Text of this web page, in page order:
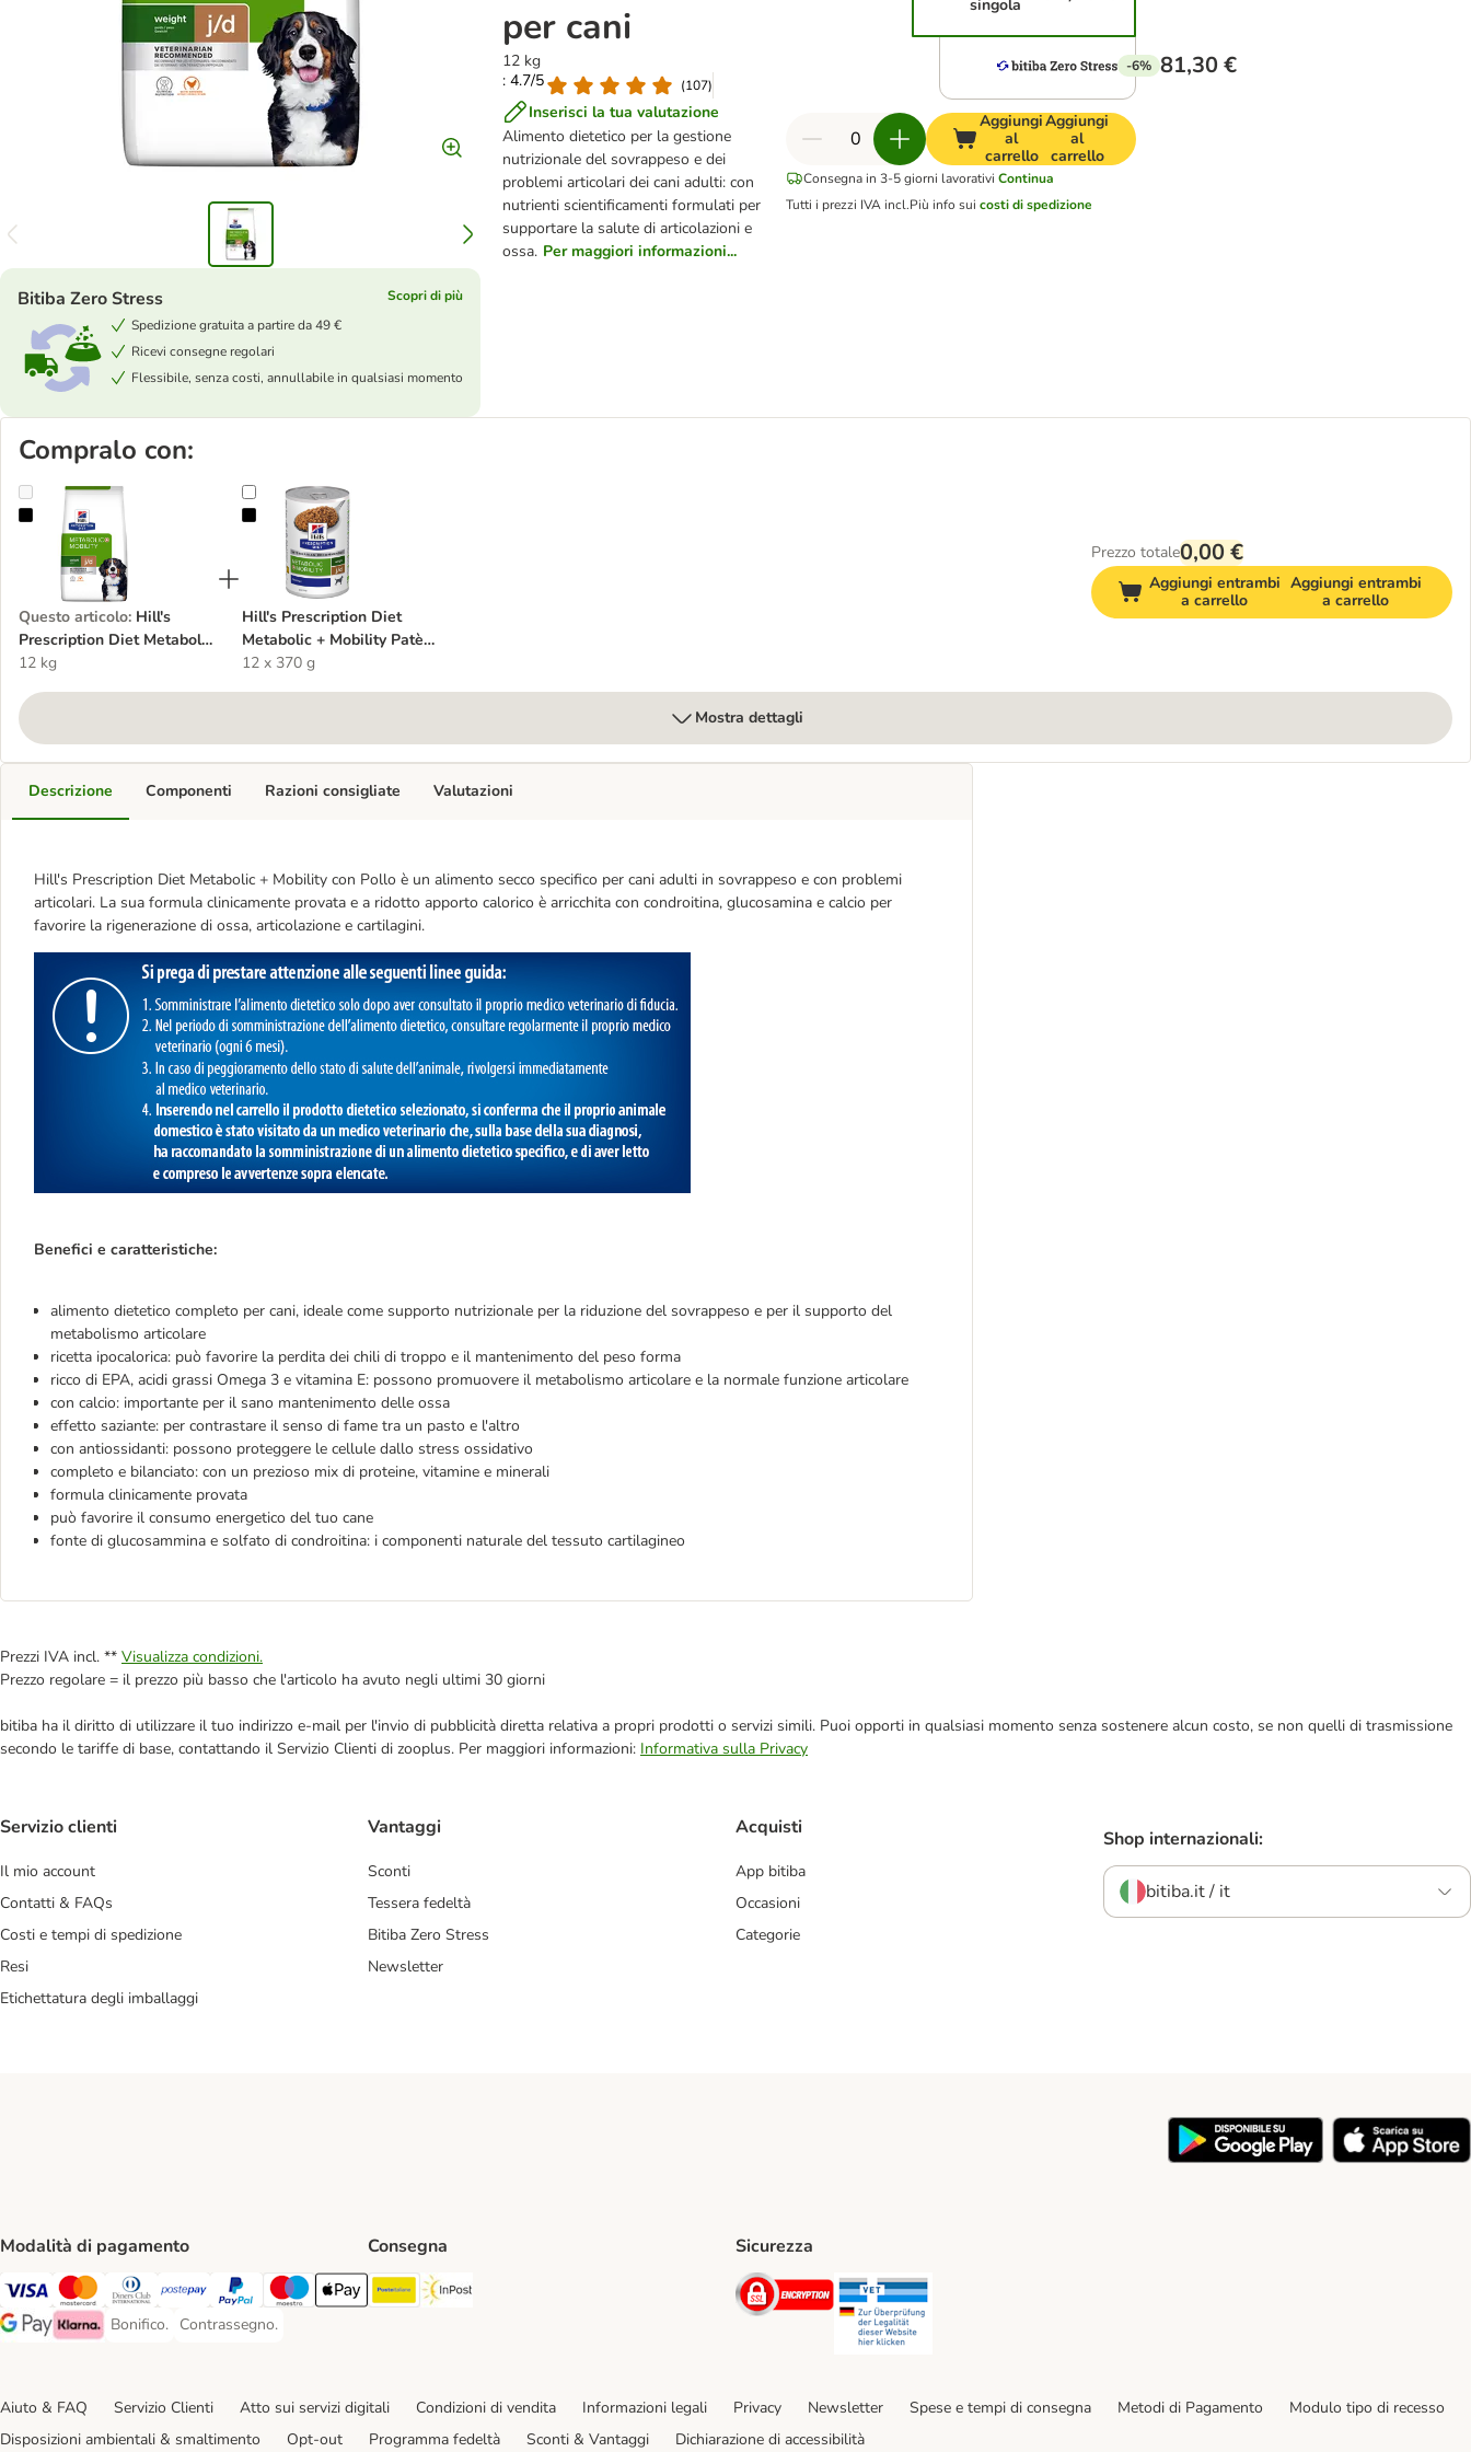
per cani
12 kg
: 4.7/5
(107)
Inserisci la tua valutazione
Alimento dietetico per la gestione
nutrizionale del sovrappeso e dei
problemi articolari dei cani adulti: con
nutrienti scientificamenti formulati per
supportare la salute di articolazioni e
ossa. Per maggiori informazioni...
Bitiba Zero Stress
Scopri di più
Spedizione gratuita a partire da 49 €
Ricevi consegne regolari
Flessibile, senza costi, annullabile in qualsiasi momento
singola
-6% 81,30 €
Aggiungi
al
carrello
Aggiungi
al
carrello
Consegna in 3-5 giorni lavorativi Continua
Tutti i prezzi IVA incl.Più info sui costi di spedizione
Compralo con:
Hill's Prescription Diet Metabolic + Mobility con Pollo per cani
Questo articolo: Hill's
Prescription Diet Metabolic
+ Mobility con Pollo per
12 kg
Hill's Prescription Diet Metabolic + Mobility Patè umido per cane
Hill's Prescription Diet
Metabolic + Mobility Patè
umido per cane
12 x 370 g
Prezzo totale0,00 €
Aggiungi entrambi
a carrello
Aggiungi entrambi
a carrello
Mostra dettagli
Descrizione
Hill's Prescription Diet Metabolic + Mobility con Pollo è un alimento secco specifico per cani adulti in sovrappeso e con problemi
articolari. La sua formula clinicamente provata e a ridotto apporto calorico è arricchita con condroitina, glucosamina e calcio per
favorire la rigenerazione di ossa, articolazione e cartilagini.
Benefici e caratteristiche:
alimento dietetico completo per cani, ideale come supporto nutrizionale per la riduzione del sovrappeso e per il supporto del
metabolismo articolare
ricetta ipocalorica: può favorire la perdita dei chili di troppo e il mantenimento del peso forma
ricco di EPA, acidi grassi Omega 3 e vitamina E: possono promuovere il metabolismo articolare e la normale funzione articolare
con calcio: importante per il sano mantenimento delle ossa
effetto saziante: per contrastare il senso di fame tra un pasto e l'altro
con antiossidanti: possono proteggere le cellule dallo stress ossidativo
completo e bilanciato: con un prezioso mix di proteine, vitamine e minerali
formula clinicamente provata
può favorire il consumo energetico del tuo cane
fonte di glucosammina e solfato di condroitina: i componenti naturale del tessuto cartilagineo
Componenti Razioni consigliate Valutazioni
Prezzi IVA incl. ** Visualizza condizioni.
Prezzo regolare = il prezzo più basso che l'articolo ha avuto negli ultimi 30 giorni
bitiba ha il diritto di utilizzare il tuo indirizzo e-mail per l'invio di pubblicità diretta relativa a propri prodotti o servizi simili. Puoi opporti in qualsiasi momento senza sostenere alcun costo, se non quelli di trasmissione
secondo le tariffe di base, contattando il Servizio Clienti di zooplus. Per maggiori informazioni: Informativa sulla Privacy
Servizio clienti
Il mio account
Contatti & FAQs
Costi e tempi di spedizione
Resi
Etichettatura degli imballaggi
Vantaggi
Sconti
Tessera fedeltà
Bitiba Zero Stress
Newsletter
Acquisti
App bitiba
Occasioni
Categorie
Shop internazionali:
bitiba.it / it
Modalità di pagamento
Visa. Payment Method
Mastercard. Payment Method
Diners Club. Payment Method
Postepay. Payment Method
PayPal. Payment Method
Maestro. Payment Method
Apple pay. Payment Method
Google Pay Payment Method
Klarna Payment Method
Bonifico.
Bonifico. Payment Method
Contrassegno.
Contrassegno. Payment Method
Consegna
Poste Italiane. Shipping Method
Sicurezza
Security
Aiuto & FAQ Servizio Clienti Atto sui servizi digitali Condizioni di vendita Informazioni legali Privacy Newsletter Spese e tempi di consegna Metodi di Pagamento
Modulo tipo di recesso
Disposizioni ambientali & smaltimento
Opt-out Programma fedeltà Sconti & Vantaggi Dichiarazione di accessibilità